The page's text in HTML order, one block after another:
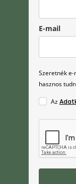
E-mail
Szeretnék
hasznos
Az